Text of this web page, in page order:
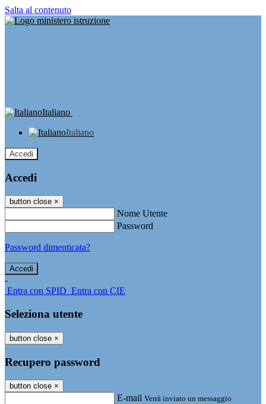
Salta al contenuto
Italiano
Italiano
Accedi
Accedi
button close ×
Nome Utente
Password
Password dimenticata?
-
Entra con SPID Entra con CIE
Seleziona utente
button close ×
Recupero password
button close ×
E-mail Verrà inviato un messaggio